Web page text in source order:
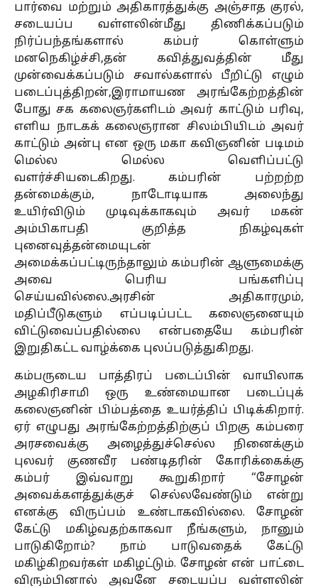
பார்வை மற்றும் அதிகாரத்துக்கு அஞ்சாத குரல்,
சடையப்ப வள்ளலின்மீது திணிக்கப்படும்
நிர்ப்பந்தங்களால் கம்பர் கொள்ளும்
மனநெகிழ்ச்சி,தன் கவித்துவத்தின் மீது
முன்வைக்கப்படும் சவால்களால் பீறிட்டு எழும்
படைப்புத்திறன்,இராமாயண அரங்கேற்றத்தின்
போது சக கலைஞர்களிடம் அவர் காட்டும் பரிவு,
எளிய நாடகக் கலைஞரான சிலம்பியிடம் அவர்
காட்டும் அன்பு என ஒரு மகா கவிஞனின் படிமம்
மெல்ல மெல்ல வெளிப்பட்டு
வளர்ச்சியடைகிறது. கம்பரின் பற்றற்ற
தன்மைக்கும், நாடோடியாக அலைந்து
உயிர்விடும் முடிவுக்காகவும் அவர் மகன்
அம்பிகாபதி குறித்த நிகழ்வுகள்
புனைவுத்தன்மையுடன்
அமைக்கப்பட்டிருந்தாலும் கம்பரின் ஆளுமைக்கு
அவை பெரிய பங்களிப்பு
செய்யவில்லை.அரசின் அதிகாரமும்,
மதிப்பீடுகளும் எப்படிப்பட்ட கலைஞனையும்
விட்டுவைப்பதில்லை என்பதையே கம்பரின்
இறுதிகட்ட வாழ்க்கை புலப்படுத்துகிறது.
கம்பருடைய பாத்திரப் படைப்பின் வாயிலாக
அழகிரிசாமி ஒரு உண்மையான படைப்புக்
கலைஞனின் பிம்பத்தை உயர்த்திப் பிடிக்கிறார்.
ஏர் எழுபது அரங்கேற்றத்திற்குப் பிறகு கம்பரை
அரசவைக்கு அழைத்துச்செல்ல நினைக்கும்
புலவர் குணவீர பண்டிதரின் கோரிக்கைக்கு
கம்பர் இவ்வாறு கூறுகிறார் “சோழன்
அவைக்களத்துக்குச் செல்லவேண்டும் என்று
எனக்கு விருப்பம் உண்டாகவில்லை. சோழன்
கேட்டு மகிழ்வதற்காகவா நீங்களும், நானும்
பாடுகிறோம்? நாம் பாடுவதைக் கேட்டு
மகிழ்கிறவர்கள் மகிழட்டும். சோழன் என் பாட்டை
விரும்பினால் அவனே சடையப்ப வள்ளலின்